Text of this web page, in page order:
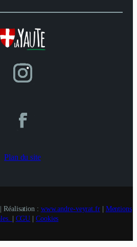
Plan du site
Réalisation : www.andre-veyrat.fr| Mentions
CGU Cookies